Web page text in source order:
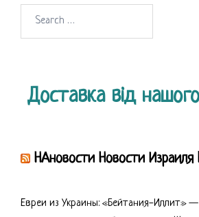
Доставка від
НАновости Новости Израиля
Евреи из Украины: «Бейтания-Иллит»